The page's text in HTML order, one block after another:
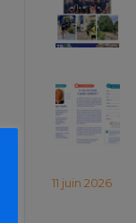
11 juin 2026